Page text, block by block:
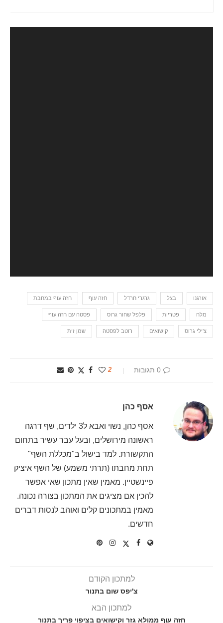
אורגנו בצל גרגרי חרדל חזה עוף חזה עוף במחבת
מלח פטריות פלפל שחור גרוס פסטה עם חזה עוף
צ'ילי גרוס קישואים רוטב לפסטה שמן זית
0 תגובות 2
אסף כהן
אסף כהן, נשוי ואבא ל3 ילדים, שף דרגה
ראשונה מירושלים, ובעל עבר עשיר בתחום
התקשורת. למד בישול ב"מכללת השף"
תחת מחבתו (תרתי משמע) של השף איציק
פיינשטיין. מאמין שאין מתכון שאי אפשר
להכין אם מציגים את המתכון בצורה נכונה.
מאמין במתכונים קלים ואוהב לנסות דברים
חדשים.
למתכון הקודם
צ'יפס שום בתנור
למתכון הבא
חזה עוף ממולא גזר וקישואים בציפוי פריך בתנור